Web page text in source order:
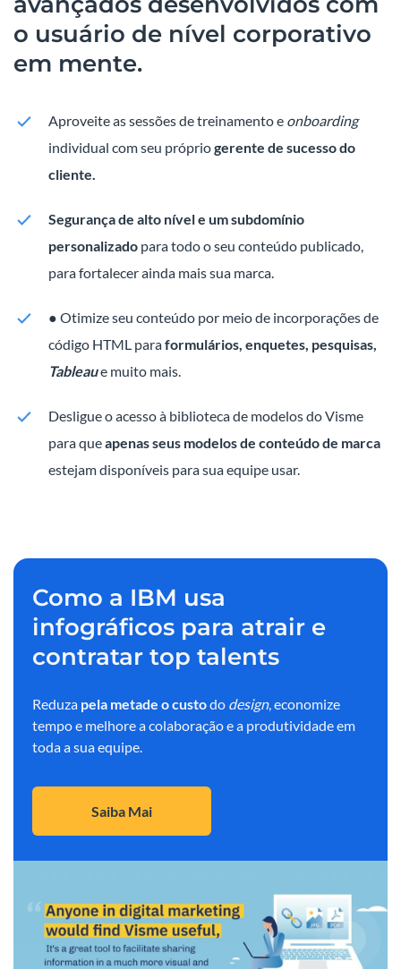
o usuário de nível corporativo
em mente.
Aproveite as sessões de treinamento e onboarding
individual com seu própriogerente de sucesso do
cliente.
Segurança de alto nível e um subdomínio
personalizado para todo o seu conteúdo publicado,
para fortalecer ainda mais sua marca.
● Otimize seu conteúdo por meio de incorporações de
código HTML paraformulários, enquetes, pesquisas,
Tableaue muito mais.
Desligue o acesso à biblioteca de modelos do Visme
para queapenas seus modelos de conteúdo de marca
estejam disponíveis para sua equipe usar.
Como a IBM usa
infográficos para atrair e
contratar top talents
Reduza pela metade o custodo design, economize
tempo e melhore a colaboração e a produtividade em
toda a sua equipe.
Saiba Mai